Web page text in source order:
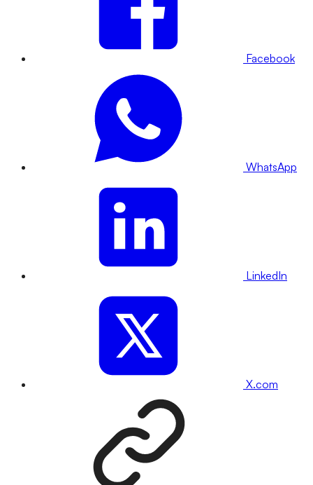
Facebook
WhatsApp
LinkedIn
X.com